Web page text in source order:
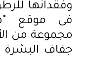
وفقدانها
فى موقع
مجموعة من
جفاف البشرة